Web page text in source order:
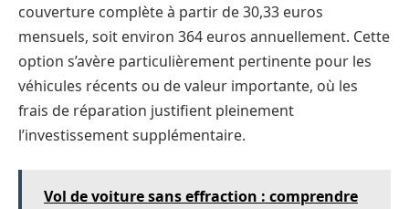
couverture complète à partir de 30,33 euros
mensuels, soit environ 364 euros annuellement. Cette
option s’avère particulièrement pertinente pour les
véhicules récents ou de valeur importante, où les
frais de réparation justifient pleinement
l’investissement supplémentaire.
Vol de voiture sans effraction : comprendre